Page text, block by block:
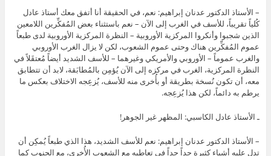
– الأستاذ الدكتور عدنان إبراهيم: نعم، في الحقيقة أنا أتفق معك أستاذ عادل
كُلياً تقريباً، للأسف في الغرب إلى الآن – نعم باستثناء بعض المُفكِّرين اللامعين
الذين شجبوا وأنكروا المركزية الأوروبية – النظرة المركزية الأوروبية لدى طبعاً
عموم المُفكِّرين هناك وحتى عموم الشعوب، لكن لا يزال الغرب الأوروبي
والغرب عموماً – الأوروبي والأمريكي وغيرهما – للأسف الشديد أيضاً مُعتقَلاً في
النظرة المركزية، الغرب في مركزه إلى الآن يُؤمِن بالمُطابَقة، لابد أن تتطابق
معه، أن تكون نُسخة بطريقة أو بأُخرى منه للأسف، يُزعِجه الاختلاف بعكس ما
يرطم به دائماً، لكن هذا يُزعِجه.
ـ الأستاذ عادل الكاسبي: المظهر غير الجوهر!
– الأستاذ الدكتور عدنان إبراهيم: نعم للأسف الشديد، هذا الذي طبعاً يُمكِن أن
تدل عليه أشياء كثيرة جداً جداً في تعاطيه مع الشعوب الأُخرى، مع الجنوب كما